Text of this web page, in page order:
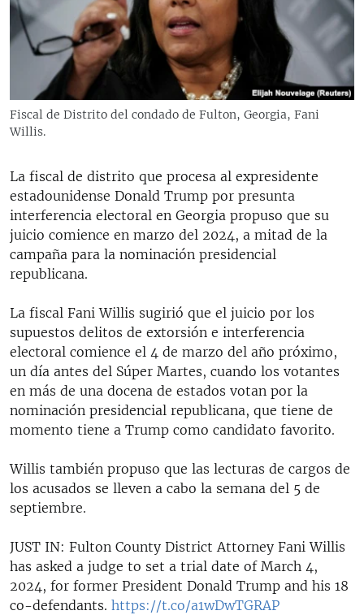
RADIO MARTÍ
ESPECIALES
ESPECIALES
LA REALIDAD DE LA VIVIENDA EN CUBA
SER VIEJO EN CUBA
LOS SANTOS DE HIALEAH
DESINFORMACIÓN RUSA EN AMÉRICA LATINA
LA INVASIÓN DE RUSIA A UCRANIA
MULTIMEDIA
EDITORIALES
Fiscal de Distrito del condado de Fulton, Georgia, Fani
Willis.
La fiscal de distrito que procesa al expresidente
estadounidense Donald Trump por presunta
interferencia electoral en Georgia propuso que su
juicio comience en marzo del 2024, a mitad de la
campaña para la nominación presidencial
republicana.
La fiscal Fani Willis sugirió que el juicio por los
supuestos delitos de extorsión e interferencia
electoral comience el 4 de marzo del año próximo,
un día antes del Súper Martes, cuando los votantes
en más de una docena de estados votan por la
nominación presidencial republicana, que tiene de
momento tiene a Trump como candidato favorito.
Willis también propuso que las lecturas de cargos de
los acusados se lleven a cabo la semana del 5 de
septiembre.
JUST IN: Fulton County District Attorney Fani Willis
has asked a judge to set a trial date of March 4,
2024, for former President Donald Trump and his 18
co-defendants. https://t.co/a1wDwTGRAP